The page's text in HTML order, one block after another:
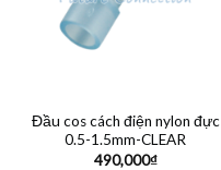
Đầu cos cách điện nylon đực
0.5-1.5mm-CLEAR
490,000₫